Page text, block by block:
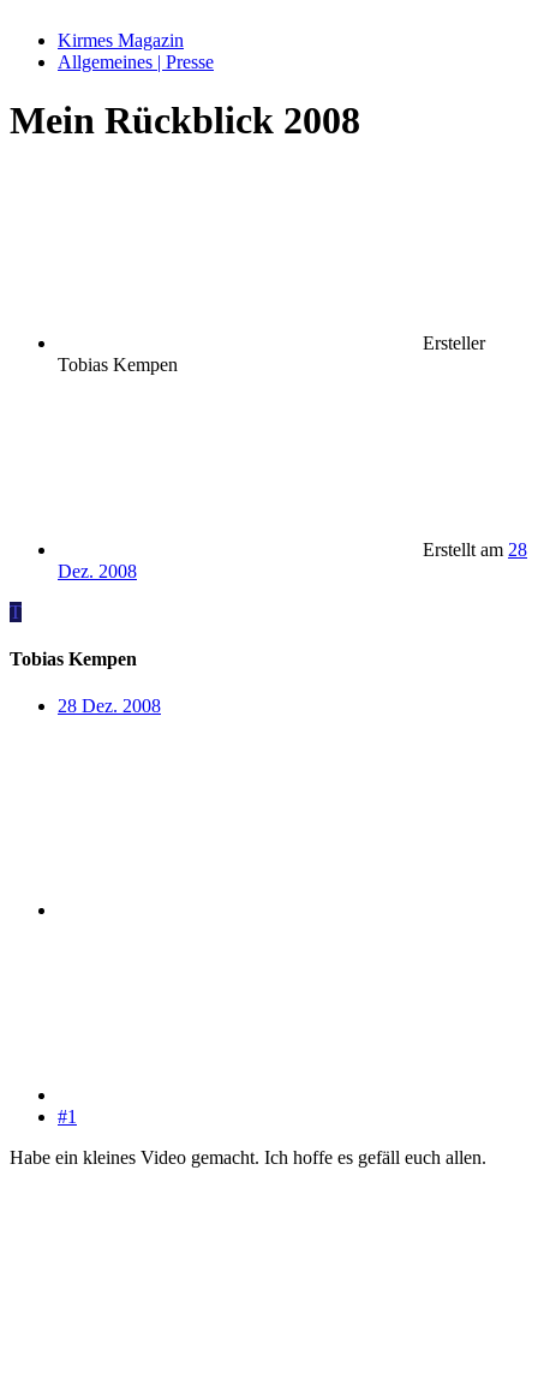
Kirmes Magazin
Allgemeines | Presse
Mein Rückblick 2008
Ersteller
Tobias Kempen
Erstellt am 28
Dez. 2008
T
Tobias Kempen
28 Dez. 2008
#1
Habe ein kleines Video gemacht. Ich hoffe es gefäll euch allen.